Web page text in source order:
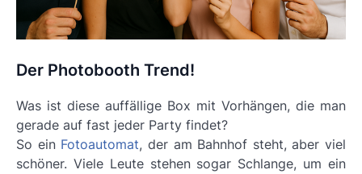
Der Photobooth Trend!
Was ist diese auffällige Box mit Vorhängen, die man
gerade auf fast jeder Party findet?
So ein Fotoautomat, der am Bahnhof steht, aber viel
schöner. Viele Leute stehen sogar Schlange, um ein